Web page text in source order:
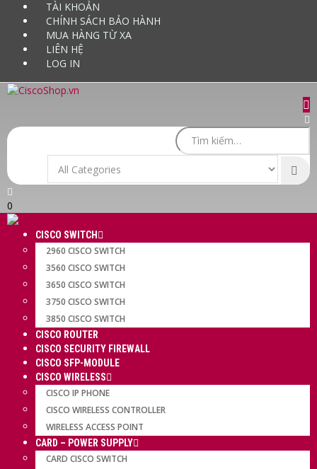
TÀI KHOẢN
CHÍNH SÁCH BẢO HÀNH
MUA HÀNG TỪ XA
LIÊN HỆ
LOG IN
0
CISCO SWITCH
2960 CISCO SWITCH
3560 CISCO SWITCH
3650 CISCO SWITCH
3750 CISCO SWITCH
3850 CISCO SWITCH
CISCO ROUTER
CISCO SECURITY FIREWALL
CISCO SFP-MODULE
CISCO WIRELESS
CISCO IP PHONE
CISCO WIRELESS CONTROLLER
WIRELESS ACCESS POINT
CARD – POWER SUPPLY
CARD CISCO SWITCH